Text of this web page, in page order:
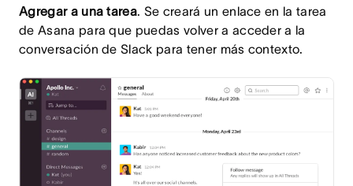
Agregar a una tarea . Se creará un enlace en la tarea
de Asana para que puedas volver a acceder a la
conversación de Slack para tener más contexto.